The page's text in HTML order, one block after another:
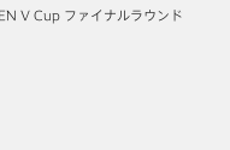
V Cup ファイナルラウンド